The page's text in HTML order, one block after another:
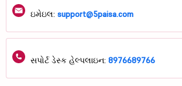
ઇમેઇલ: support@5paisa.com
સપોર્ટ ડેસ્ક હેલ્પલાઇન: 8976689766